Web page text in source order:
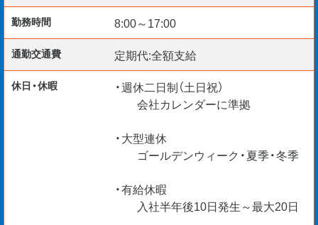
【こんな方もぜひ！】
・今の職場でスキルが活かせていないと感じる方
・収入アップを図りたい方
・転職回数の多さがネックになると感じている方
詳細はお気軽にお問合せ下さい。
＊給与仮払い制度あり
＊ご経験・スキルを最大考慮
勤務時間 8:00～17:00
通勤交通費 定期代:全額支給
休日・休暇
・週休二日制（土日祝）
会社カレンダーに準拠
・大型連休
ゴールデンウィーク・夏季・冬季
・有給休暇
入社半年後10日発生～最大20日